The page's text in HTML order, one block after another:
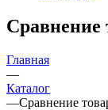
Сравнение
Главная
—
Каталог
—Сравнение